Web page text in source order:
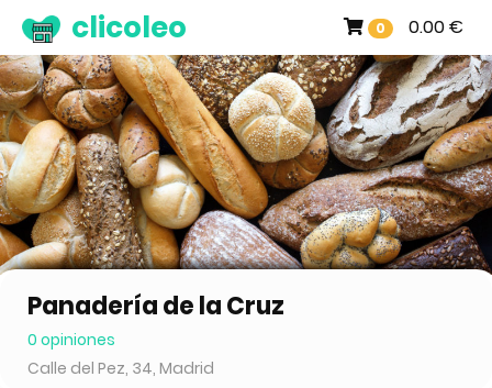
0 0.00 €
clicoleo
Panadería de la Cruz
0 opiniones
Calle del Pez, 34, Madrid